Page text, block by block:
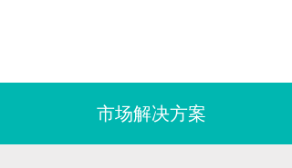
市场解决方案